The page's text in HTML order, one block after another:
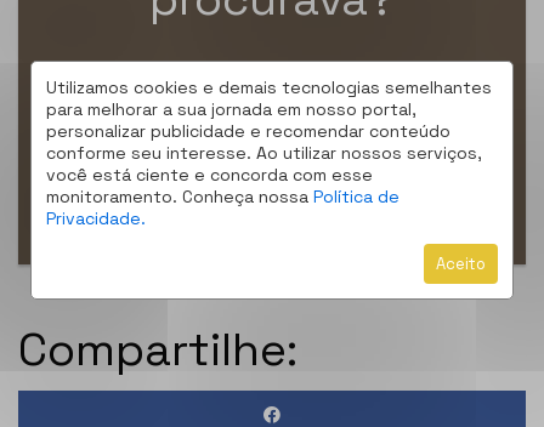
Utilizamos cookies e demais tecnologias semelhantes
para melhorar a sua jornada em nosso portal,
personalizar publicidade e recomendar conteúdo
conforme seu interesse. Ao utilizar nossos serviços,
você está ciente e concorda com esse
monitoramento. Conheça nossa Política de
Privacidade.
Aceito
Nós podemos encontrar um lugar que
combina com você!
ENCONTRE MEU IMÓVEL
Compartilhe: